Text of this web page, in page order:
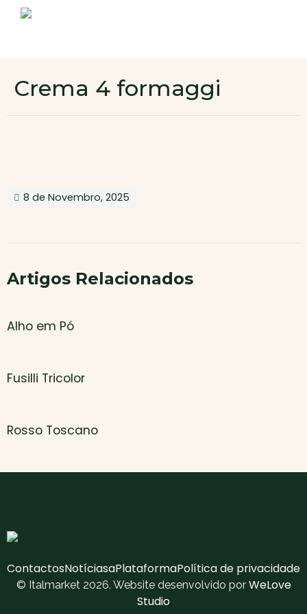
Área de cliente
Crema 4 formaggi
8 de Novembro, 2025
Artigos Relacionados
Alho em Pó
Fusilli Tricolor
Rosso Toscano
ContactosNotíciasaPlataformaPolítica de privacidade
© Italmarket 2026. Website desenvolvido por WeLove
Studio